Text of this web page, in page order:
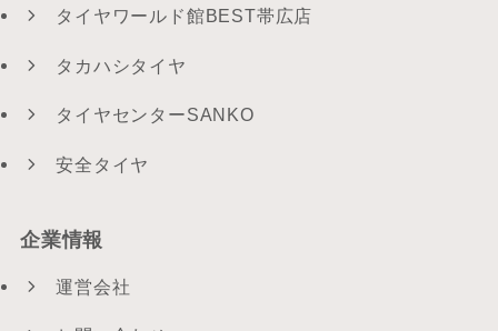
タイヤワールド館BEST帯広店
タカハシタイヤ
タイヤセンターSANKO
安全タイヤ
企業情報
運営会社